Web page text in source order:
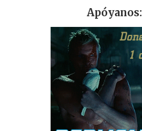
Apóyanos: